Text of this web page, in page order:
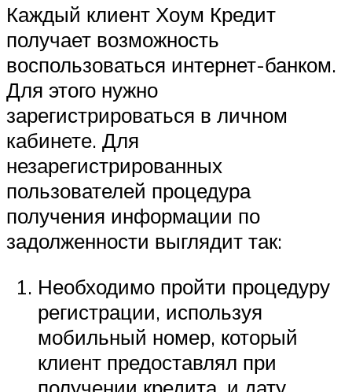
Каждый клиент Хоум Кредит
получает возможность
воспользоваться интернет-банком.
Для этого нужно
зарегистрироваться в личном
кабинете. Для
незарегистрированных
пользователей процедура
получения информации по
задолженности выглядит так:
Необходимо пройти процедуру
регистрации, используя
мобильный номер, который
клиент предоставлял при
получении кредита, и дату